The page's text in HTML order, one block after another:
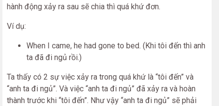
hành động xảy ra sau sẽ chia thì quá khứ đơn.
Ví dụ:
When I came, he had gone to bed. (Khi tôi đến thì anh
ta đã đi ngủ rồi.)
Ta thấy có 2 sự việc xảy ra trong quá khứ là “tôi đến” và
“anh ta đi ngủ”. Và việc “anh ta đi ngủ” đã xảy ra và hoàn
thành trước khi “tôi đến”. Như vậy “anh ta đi ngủ” sẽ phải